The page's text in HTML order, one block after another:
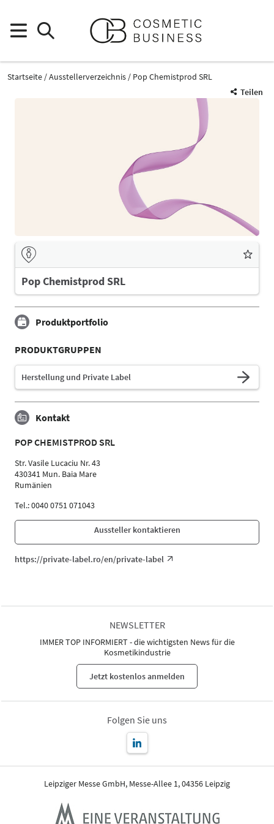
Startseite Ausstellerverzeichnis
Pop Chemistprod SRL
Teilen
Pop Chemistprod SRL
Produktportfolio
PRODUKTGRUPPEN
Herstellung und Private Label
Kontakt
POP CHEMISTPROD SRL
Str. Vasile Lucaciu Nr. 43
430341 Mun. Baia Mare
Rumänien
Tel.: 0040 0751 071043
Aussteller kontaktieren
https://private-label.ro/en/private-label
NEWSLETTER
IMMER TOP INFORMIERT - die wichtigsten News für die
Kosmetikindustrie
Jetzt kostenlos anmelden
Folgen Sie uns
Leipziger Messe GmbH, Messe-Allee 1, 04356 Leipzig